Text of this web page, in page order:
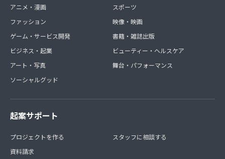
アニメ・漫画
ファッション
ゲーム・サービス開発
ビジネス・起業
アート・写真
ソーシャルグッド
スポーツ
映像・映画
書籍・雑誌出版
ビューティー・ヘルスケア
舞台・パフォーマンス
起案サポート
プロジェクトを作る
資料請求
スタッフに相談する